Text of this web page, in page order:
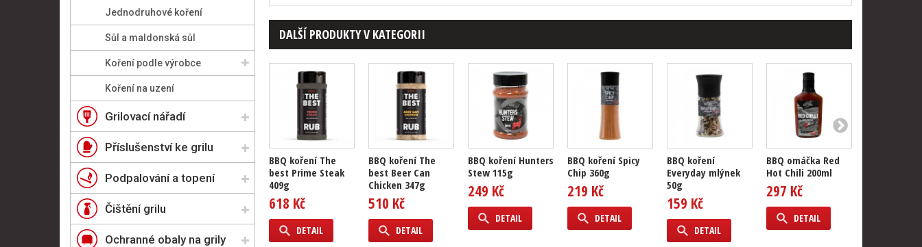
DALŠÍ PRODUKTY V KATEGORII
BBQ koření The
best Prime Steak
409g
618 Kč
DETAIL
BBQ koření The
best Beer Can
Chicken 347g
510 Kč
DETAIL
BBQ koření Hunters
Stew 115g
249 Kč
DETAIL
BBQ koření Spicy
Chip 360g
219 Kč
DETAIL
BBQ koření
Everyday mlýnek
50g
159 Kč
DETAIL
BBQ omáčka Red
Hot Chili 200ml
297 Kč
DETAIL
Jednodruhové koření
Sůl a maldonská sůl
Koření podle výrobce
Koření na uzení
Grilovací nářadí
Příslušenství ke grilu
Podpalování a topení
Čištění grilu
Ochranné obaly na grily